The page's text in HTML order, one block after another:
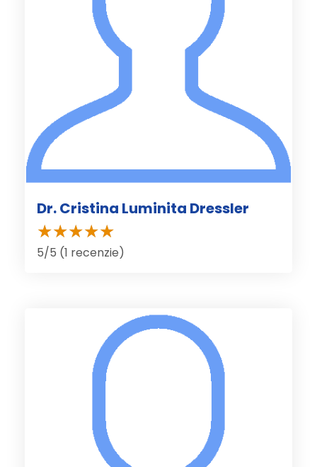
Dr. Cristina Luminita Dressler
5/5 (1 recenzie)